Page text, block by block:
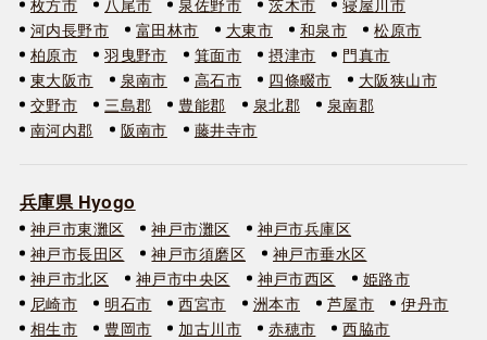
河内長野市
富田林市 大東市 和泉市
松原市
柏原市
羽曳野市 箕面市 摂津市
門真市
東大阪市
泉南市 高石市 四條畷市
大阪狭山市
交野市
三島郡 豊能郡 泉北郡
泉南郡
南河内郡
阪南市 藤井寺市
兵庫県 Hyogo
神戸市東灘区 神戸市灘区
神戸市兵庫区
神戸市長田区
神戸市須磨区
神戸市垂水区
神戸市北区
神戸市中央区 神戸市西区
姫路市
尼崎市
明石市 西宮市 洲本市 芦屋市
伊丹市
相生市
豊岡市 加古川市 赤穂市
西脇市